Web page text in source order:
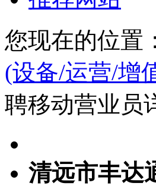
您现在的位置：
(设备/运营/增
聘移动营业员
清远市丰达